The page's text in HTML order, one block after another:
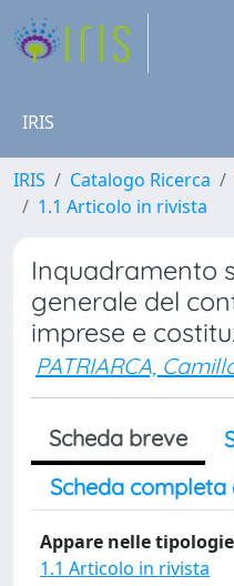
IRIS
IRIS Catalogo Ricerca
1.1 Articolo in rivista
Inquadramento
generale del
imprese e
PATRIARCA,
Scheda breve
Scheda completa
Appare nelle
1.1 Articolo in rivista